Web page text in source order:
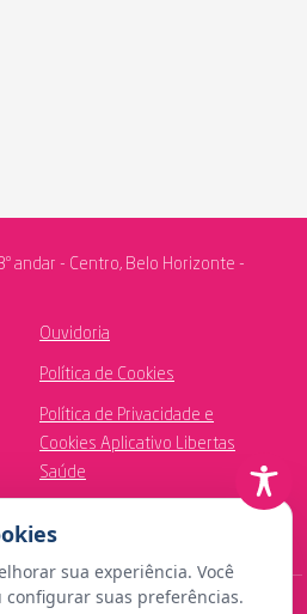
andar - Centro, Belo Horizonte -
Ouvidoria
Política de Cookies
Política de Privacidade e
Cookies Aplicativo Libertas
Saúde
sua experiência. Você
configurar suas preferências.